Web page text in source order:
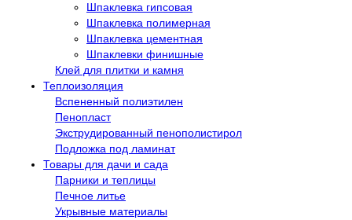
Шпаклевка гипсовая
Шпаклевка полимерная
Шпаклевка цементная
Шпаклевки финишные
Клей для плитки и камня
Теплоизоляция
Вспененный полиэтилен
Пенопласт
Экструдированный пенополистирол
Подложка под ламинат
Товары для дачи и сада
Парники и теплицы
Печное литье
Укрывные материалы